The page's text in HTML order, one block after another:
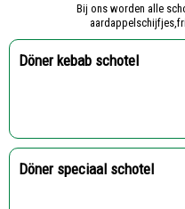
Bij ons worden alle
Döner kebab schotel
Döner speciaal schotel